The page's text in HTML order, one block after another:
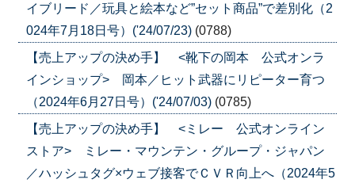
イブリード／玩具と絵本など”セット商品”で差別化（2
024年7月18日号）('24/07/23) (0788)
【売上アップの決め手】 <靴下の岡本 公式オンラ
インショップ> 岡本／ヒット武器にリピーター育つ
（2024年6月27日号）('24/07/03) (0785)
【売上アップの決め手】 <ミレー 公式オンライン
ストア> ミレー・マウンテン・グループ・ジャパン
／ハッシュタグ×ウェブ接客でＣＶＲ向上へ（2024年5